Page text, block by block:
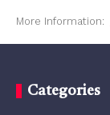
More Information:
Categories